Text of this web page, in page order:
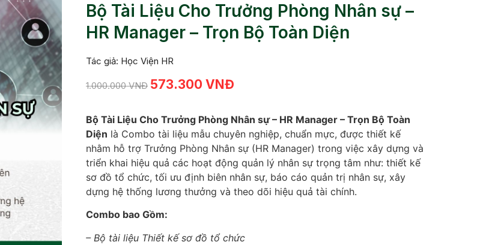
Bộ Tài Liệu Cho Trưởng Phòng Nhân sự –
HR Manager – Trọn Bộ Toàn Diện
Tác giả: Học Viện HR
1.000.000VNĐ 573.300 VNĐ
Bộ Tài Liệu Cho Trưởng Phòng Nhân sự – HR Manager – Trọn Bộ Toàn
Diện là Combo tài liệu mẫu chuyên nghiệp, chuẩn mực, được thiết kế
nhằm hỗ trợ Trưởng Phòng Nhân sự (HR Manager) trong việc xây dựng và
triển khai hiệu quả các hoạt động quản lý nhân sự trọng tâm như: thiết kế
sơ đồ tổ chức, tối ưu định biên nhân sự, báo cáo quản trị nhân sự, xây
dựng hệ thống lương thưởng và theo dõi hiệu quả tài chính.
Combo bao Gồm:
– Bộ tài liệu Thiết kế sơ đồ tổ chức